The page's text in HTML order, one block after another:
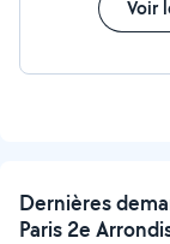
Voir
Dernières
Paris 2e